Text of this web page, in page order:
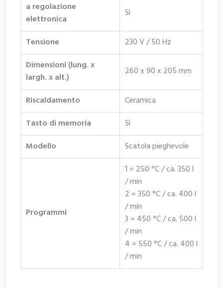
a regolazione
elettronica
Sì
Tensione
230 V / 50 Hz
Dimensioni (lung. x
largh. x alt.)
260 x 90 x 205 mm
Riscaldamento
Ceramica
Tasto di memoria
Sì
Modello
Scatola pieghevole
Programmi
1 = 250 °C / ca. 350 l
/ min
2 = 350 °C / ca. 400 l
/ min
3 = 450 °C / ca. 500 l
/ min
4 = 550 °C / ca. 400 l
/ min